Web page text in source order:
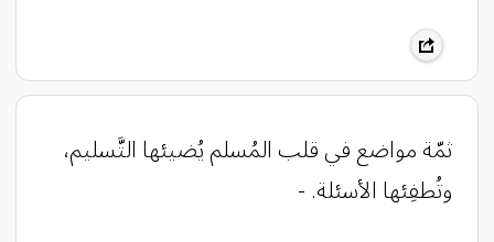
‏ثمّة مواضع في قلب المُسلم يُضيئها التَّسليم،
وتُطفِئها الأسئلة. -